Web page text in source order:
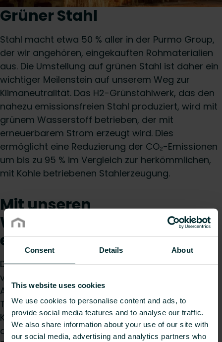
Consent Details About
This website uses cookies
We use cookies to personalise content and ads, to
provide social media features and to analyse our traffic.
We also share information about your use of our site with
our social media, advertising and analytics partners who
Grüner Stahl
Stahl macht etwa 50 % aller in der Purmo Group,
der wir angehören, eingekauften Rohmaterialien
aus. Die Umstellung auf grünen Stahl ist daher ein
wichtiger Meilenstein auf unserem Weg zur
Klimaneutralität. Das H2-Grünstahlwerk, das den
nahezu emissionsfreien Stahl produziert, wird mit
grünem Wasserstoff betrieben, der mit
erneuerbarem Strom erzeugt wird. Dies
ermöglicht eine Reduzierung der CO₂-Emissionen
um bis zu 95 % im Vergleich zur herkömmlichen,
mit Kohle betriebenen Stahlerzeugung.
Mit unseren
Wärmepumpenheizkörpern
etwas bewirken
Die Entscheidung der Purmo Group, grünen Stahl
von H2 Green Steel zu beziehen, ist Teil der
Ambitionen, die zukünftige Produktion mit einer
Temperatur von 1,5° Celsius und
Kohlenstoffneutralität bis 2050 auszurichten. Zu
den vorrangigen Produkten, die wir mit grünem